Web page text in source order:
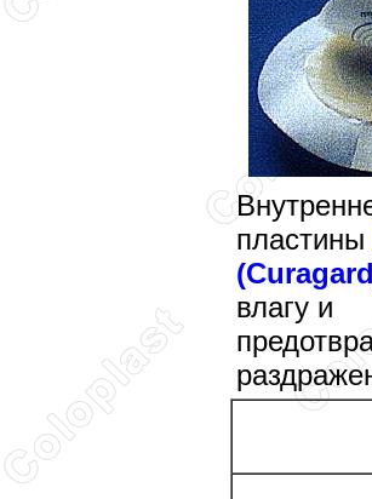
пластины
влагу и